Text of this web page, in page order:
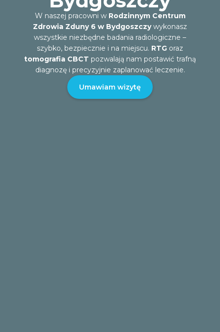
W naszej pracowni w Rodzinnym Centrum
Zdrowia Zduny 6 w Bydgoszczywykonasz
wszystkie niezbędne badania radiologiczne –
szybko, bezpiecznie i na miejscu. RTG oraz
tomografia CBCT pozwalają nam postawić trafną
diagnozę i precyzyjnie zaplanować leczenie.
Umawiam wizytę